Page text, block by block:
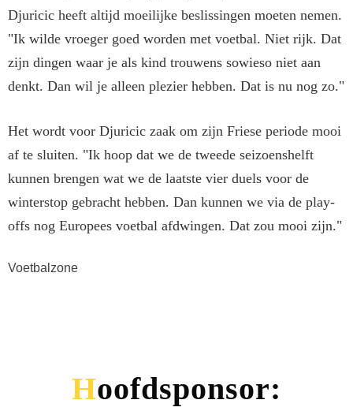
Djuricic heeft altijd moeilijke beslissingen moeten nemen.
"Ik wilde vroeger goed worden met voetbal. Niet rijk. Dat
zijn dingen waar je als kind trouwens sowieso niet aan
denkt. Dan wil je alleen plezier hebben. Dat is nu nog zo."
Het wordt voor Djuricic zaak om zijn Friese periode mooi
af te sluiten. "Ik hoop dat we de tweede seizoenshelft
kunnen brengen wat we de laatste vier duels voor de
winterstop gebracht hebben. Dan kunnen we via de play-
offs nog Europees voetbal afdwingen. Dat zou mooi zijn."
Voetbalzone
Hoofdsponsor: